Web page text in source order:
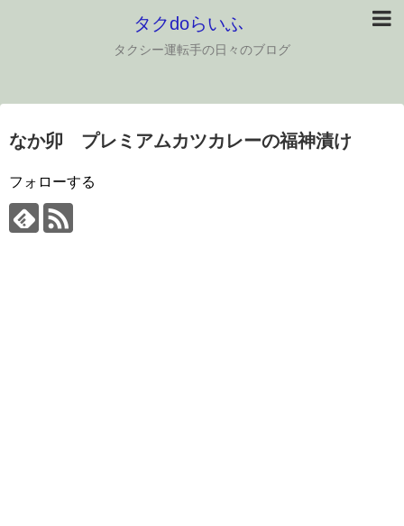
タクdoらいふ
タクシー運転手の日々のブログ
なか卯 プレミアムカツカレーの福神漬け
フォローする